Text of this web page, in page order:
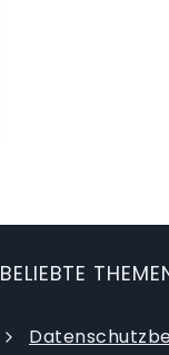
BELIEBTE